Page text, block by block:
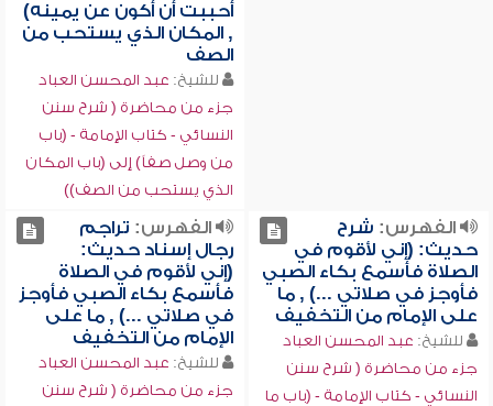
أحببت أن أكون عن يمينه)
, المكان الذي يستحب من
الصف
للشيخ: عبد المحسن العباد
جزء من محاضرة ( شرح سنن
النسائي - كتاب الإمامة - (باب
من وصل صفاً) إلى (باب المكان
الذي يستحب من الصف))
الفهرس: شرح
حديث: (إني لأقوم في
الصلاة فأسمع بكاء الصبي
فأوجز في صلاتي ...) , ما
على الإمام من التخفيف
للشيخ: عبد المحسن العباد
جزء من محاضرة ( شرح سنن
النسائي - كتاب الإمامة - (باب ما
الفهرس: تراجم
رجال إسناد حديث:
(إني لأقوم في الصلاة
فأسمع بكاء الصبي فأوجز
في صلاتي ...) , ما على
الإمام من التخفيف
للشيخ: عبد المحسن العباد
جزء من محاضرة ( شرح سنن